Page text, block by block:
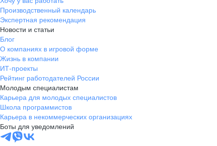
Производственный календарь
Экспертная рекомендация
Новости и статьи
Блог
О компаниях в игровой форме
Жизнь в компании
ИТ-проекты
Рейтинг работодателей России
Молодым специалистам
Карьера для молодых специалистов
Школа программистов
Карьера в некоммерческих организациях
Боты для уведомлений